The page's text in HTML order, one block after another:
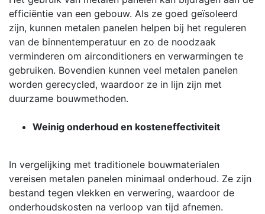
efficiëntie van een gebouw. Als ze goed geïsoleerd
zijn, kunnen metalen panelen helpen bij het reguleren
van de binnentemperatuur en zo de noodzaak
verminderen om airconditioners en verwarmingen te
gebruiken. Bovendien kunnen veel metalen panelen
worden gerecycled, waardoor ze in lijn zijn met
duurzame bouwmethoden.
Weinig onderhoud en kosteneffectiviteit
In vergelijking met traditionele bouwmaterialen
vereisen metalen panelen minimaal onderhoud. Ze zijn
bestand tegen vlekken en verwering, waardoor de
onderhoudskosten na verloop van tijd afnemen.